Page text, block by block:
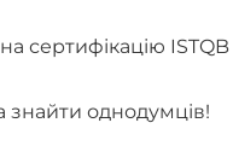
сертифікацію ISTQB
знайти однодумців!